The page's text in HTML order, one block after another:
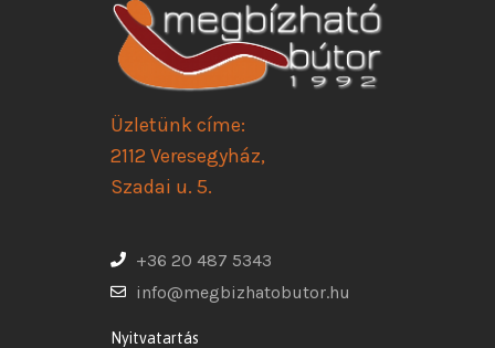
Üzletünk címe:
2112 Veresegyház,
Szadai u. 5.
+36 20 487 5343
info@megbizhatobutor.hu
Nyitvatartás